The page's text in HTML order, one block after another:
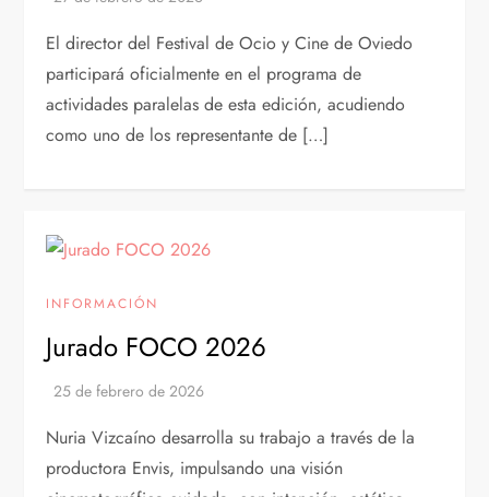
El director del Festival de Ocio y Cine de Oviedo
participará oficialmente en el programa de
actividades paralelas de esta edición, acudiendo
como uno de los representante de […]
INFORMACIÓN
Jurado FOCO 2026
Nuria Vizcaíno desarrolla su trabajo a través de la
productora Envis, impulsando una visión